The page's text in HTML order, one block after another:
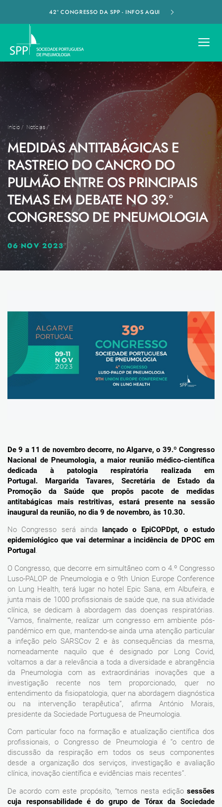
42º CONGRESSO DA SPP - INFOS AQUI
Início / Notícias/
MEDIDAS ANTITABÁGICAS E
RASTREIO DO CANCRO DO
PULMÃO ENTRE OS PRINCIPAIS
TEMAS EM DEBATE NO 39.º
CONGRESSO DE PNEUMOLOGIA
06 NOV 2023
De 9 a 11 de novembro decorre, no Algarve, o 39.º Congresso
Nacional de Pneumologia, a maior reunião médico-científica
dedicada à patologia respiratória realizada em
Portugal. Margarida Tavares, Secretária de Estado da
Promoção da Saúde que propôs pacote de medidas
antitabágicas mais restritivas, estará presente na sessão
inaugural da reunião, no dia 9 de novembro, às 10.30.
No Congresso será ainda lançado o EpiCOPDpt, o estudo
epidemiológico que vai determinar a incidência de DPOC em
Portugal.
O Congresso, que decorre em simultâneo com o 4.º Congresso
Luso-PALOP de Pneumologia e o 9th Union Europe Conference
on Lung Health, terá lugar no hotel Epic Sana, em Albufeira, e
junta mais de 1000 profissionais de saúde que, na sua atividade
clínica, se dedicam à abordagem das doenças respiratórias.
“Vamos, finalmente, realizar um congresso em ambiente pós-
pandémico em que, mantendo-se ainda uma atenção particular
a infeção pelo SARSCov 2 e às consequências da mesma,
nomeadamente naquilo que é designado por Long Covid,
voltamos a dar a relevância a toda a diversidade e abrangência
da Pneumologia com as extraordinárias inovações que a
investigação recente nos tem proporcionado, quer no
entendimento da fisiopatologia, quer na abordagem diagnóstica
ou na intervenção terapêutica”, afirma António Morais,
presidente da Sociedade Portuguesa de Pneumologia.
Com particular foco na formação e atualização científica dos
profissionais, o Congresso de Pneumologia é “o centro de
discussão da respiração em todos os seus componentes
desde a organização dos serviços, investigação e avaliação
clínica, inovação científica e evidências mais recentes”.
De acordo com este propósito, “temos nesta edição sessões
cuja responsabilidade é do grupo de Tórax da Sociedade